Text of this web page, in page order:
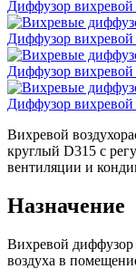
Диффузор вихревой
Диффузор вихревой
Диффузор вихревой
Диффузор вихревой
Вихревой
круглый D315 с
вентиляции и
Назначение
Вихревой диффузор
воздуха в